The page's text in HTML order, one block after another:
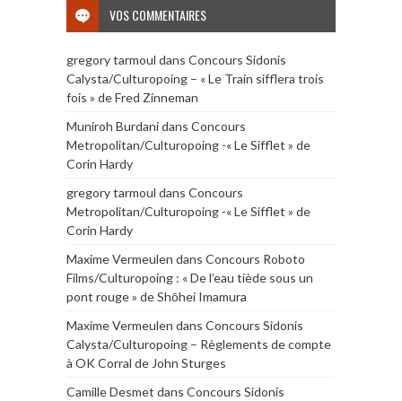
VOS COMMENTAIRES
gregory tarmoul dans Concours Sidonis
Calysta/Culturopoing – « Le Train sifflera trois
fois » de Fred Zinneman
Muniroh Burdanidans Concours
Metropolitan/Culturopoing -« Le Sifflet » de
Corin Hardy
gregory tarmoul dans Concours
Metropolitan/Culturopoing -« Le Sifflet » de
Corin Hardy
Maxime Vermeulen dans Concours Roboto
Films/Culturopoing : « De l’eau tiède sous un
pont rouge » de Shōhei Imamura
Maxime Vermeulen dans Concours Sidonis
Calysta/Culturopoing – Règlements de compte
à OK Corral de John Sturges
Camille Desmet dans Concours Sidonis